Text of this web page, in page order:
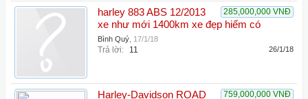
285,000,000 VNĐ
harley 883 ABS 12/2013
xe như mới 1400km xe đẹp hiếm có
Bình Quý 17/1/18
Trả lời: 11 26/1/18
759,000,000 VNĐ
Harley-Davidson ROAD